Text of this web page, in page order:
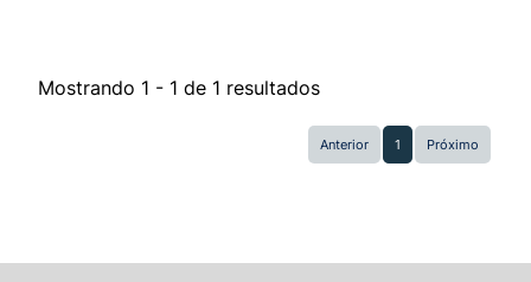
Mostrando 1 - 1 de 1 resultados
Anterior 1 Próximo